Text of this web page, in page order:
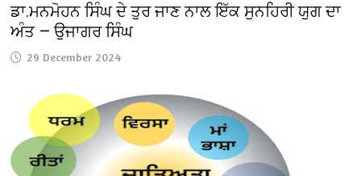
ਡਾ.ਮਨਮੋਹਨ ਸਿੰਘ ਦੇ ਤੁਰ ਜਾਣ ਨਾਲ ਇੱਕ ਸੁਨਹਿਰੀ ਯੁਗ ਦਾ
ਅੰਤ — ਉਜਾਗਰ ਸਿੰਘ
29 December 2024